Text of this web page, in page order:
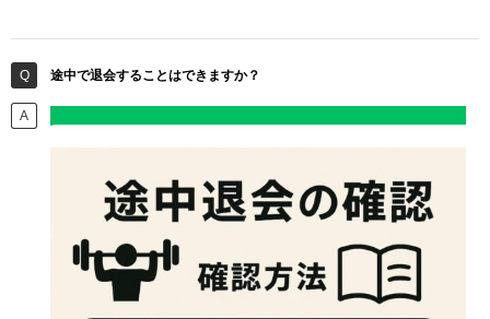
途中で退会することはできますか？